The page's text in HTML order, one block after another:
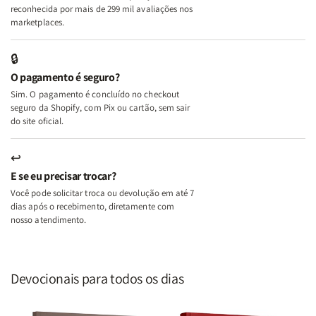
A
Mulher
Lar
A
Lar
reconhecida por mais de 299 mil avaliações nos
marketplaces.
🔒
O pagamento é seguro?
Sim. O pagamento é concluído no checkout
seguro da Shopify, com Pix ou cartão, sem sair
do site oficial.
↩
E se eu precisar trocar?
Você pode solicitar troca ou devolução em até 7
dias após o recebimento, diretamente com
nosso atendimento.
Devocionais para todos os dias